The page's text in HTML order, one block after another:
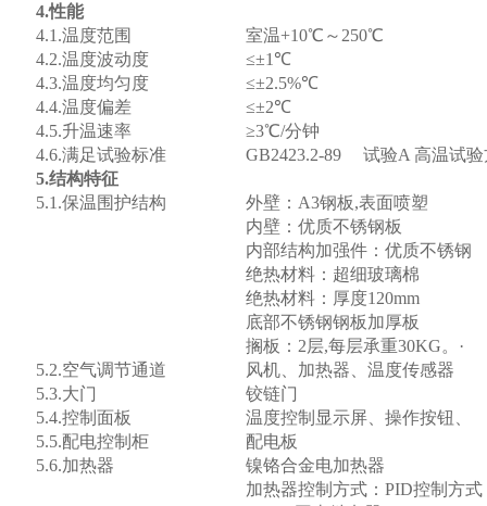
4.性能
4.1.温度范围
室温+10℃～250℃
4.2.温度波动度 ≤±1 ℃
4.3.温度均匀度
≤±2.5%℃
4.4.温度偏差
≤±2℃
4.5.升温速率
≥3℃/分钟
4.6.满足试验标准 GB2423.2-89 试验A 高温试验
5.结构特征
5.1.保温围护结构
外壁：A3钢板,表面喷塑
内壁：优质不锈钢板
内部结构加强件：优质不锈钢
绝热材料：超细玻璃棉
绝热材料：厚度120mm
底部不锈钢钢板加厚板
搁板：2层,每层承重30KG。·
5.2.空气调节通道
风机、加热器、温度传感器
5.3.大门
铰链门
5.4.控制面板
温度控制显示屏、操作按钮、
5.5.配电控制柜
配电板
5.6.加热器
镍铬合金电加热器
加热器控制方式： PID控制方式